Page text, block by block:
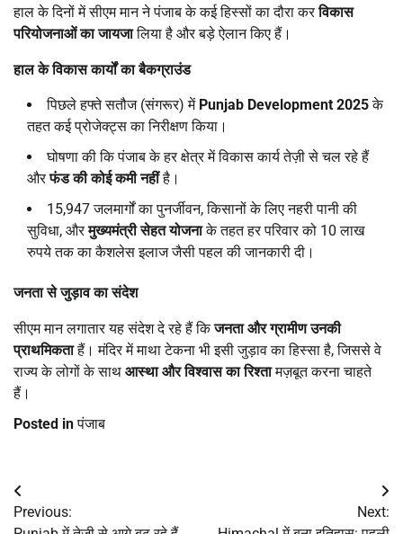
हाल के दिनों में सीएम मान ने पंजाब के कई हिस्सों का दौरा करविकास
परियोजनाओं का जायजालिया है और बड़े ऐलान किए हैं।
हाल के विकास कार्यों का बैकग्राउंड
पिछले हफ्ते सतौज (संगरूर) में Punjab Development 2025के
तहत कई प्रोजेक्ट्स का निरीक्षण किया।
घोषणा की कि पंजाब के हर क्षेत्र में विकास कार्य तेज़ी से चल रहे हैं
औरफंड की कोई कमी नहींहै।
15,947 जलमार्गों का पुनर्जीवन, किसानों के लिए नहरी पानी की
सुविधा, औरमुख्यमंत्री सेहत योजनाके तहत हर परिवार को 10 लाख
रुपये तक का कैशलेस इलाज जैसी पहल की जानकारी दी।
जनता से जुड़ाव का संदेश
सीएम मान लगातार यह संदेश दे रहे हैं किजनता और ग्रामीण उनकी
प्राथमिकताहैं। मंदिर में माथा टेकना भी इसी जुड़ाव का हिस्सा है, जिससे वे
राज्य के लोगों के साथ आस्था और विश्वास का रिश्तामज़बूत करना चाहते
हैं।
Posted inपंजाब
Post
navigation
Previous:
Next: